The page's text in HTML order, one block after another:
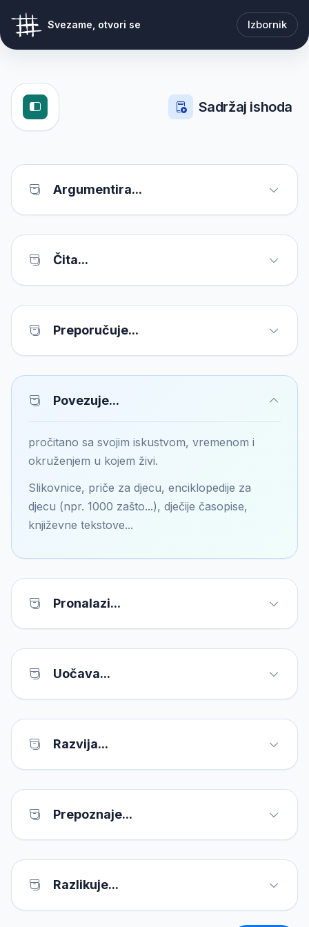
Svezame, otvori se Izbornik
Sadržaj ishoda
Argumentira...
Čita...
Preporučuje...
Povezuje...
pročitano sa svojim iskustvom, vremenom i
okruženjem u kojem živi.
Slikovnice, priče za djecu, enciklopedije za
djecu (npr. 1000 zašto...), dječije časopise,
književne tekstove...
Pronalazi...
Uočava...
Razvija...
Prepoznaje...
Razlikuje...